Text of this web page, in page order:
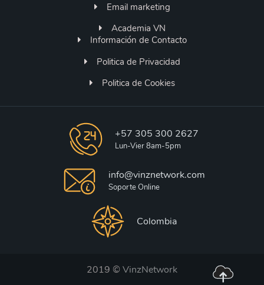
Email marketing
Academia VN
Información de Contacto
Politica de Privacidad
Politica de Cookies
+57 305 300 2627
Lun-Vier 8am-5pm
info@vinznetwork.com
Soporte Online
Colombia
2019 © VinzNetwork